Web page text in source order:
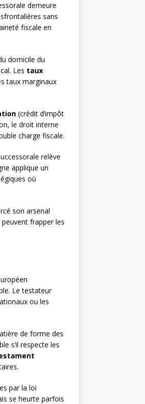
demeure
sans
fiscale en
domicile du
Les taux
taux marginaux
(crédit d’impôt
le droit interne
charge fiscale.
relève
applique un
où
son arsenal
peuvent frapper les
Le testateur
ou les
de forme des
s’il respecte les
par la loi
se heurte parfois